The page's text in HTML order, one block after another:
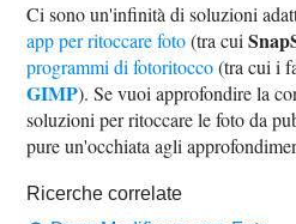
Ci sono un'infinità di soluzioni
app per ritoccare foto(tra cui
programmi di fotoritocco(tra cui i
GIMP). Se vuoi approfondire la
soluzioni per ritoccare le foto da
pure un'occhiata agli